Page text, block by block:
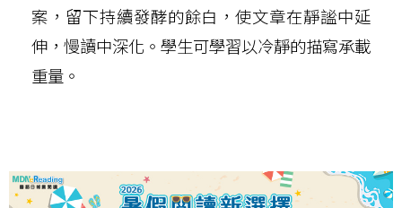
案，留下持續發酵的餘白，使文章在靜謐中延
伸，慢讀中深化。學生可學習以冷靜的描寫承載
重量。